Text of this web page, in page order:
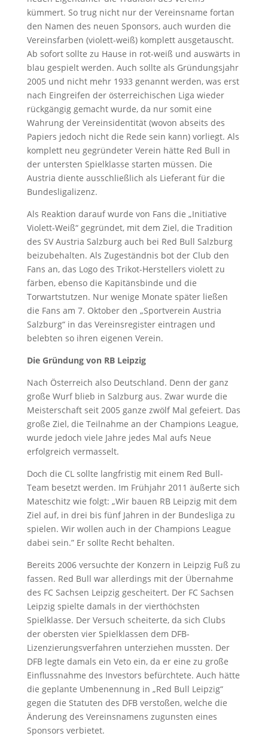
kümmert. So trug nicht nur der Vereinsname fortan
den Namen des neuen Sponsors, auch wurden die
Vereinsfarben (violett-weiß) komplett ausgetauscht.
Ab sofort sollte zu Hause in rot-weiß und auswärts in
blau gespielt werden. Auch sollte als Gründungsjahr
2005 und nicht mehr 1933 genannt werden, was erst
nach Eingreifen der österreichischen Liga wieder
rückgängig gemacht wurde, da nur somit eine
Wahrung der Vereinsidentität (wovon abseits des
Papiers jedoch nicht die Rede sein kann) vorliegt. Als
komplett neu gegründeter Verein hätte Red Bull in
der untersten Spielklasse starten müssen. Die
Austria diente ausschließlich als Lieferant für die
Bundesligalizenz.
Als Reaktion darauf wurde von Fans die „Initiative
Violett-Weiß“ gegründet, mit dem Ziel, die Tradition
des SV Austria Salzburg auch bei Red Bull Salzburg
beizubehalten. Als Zugeständnis bot der Club den
Fans an, das Logo des Trikot-Herstellers violett zu
färben, ebenso die Kapitänsbinde und die
Torwartstutzen. Nur wenige Monate später ließen
die Fans am 7. Oktober den „Sportverein Austria
Salzburg“ in das Vereinsregister eintragen und
belebten so ihren eigenen Verein.
Die Gründung von RB Leipzig
Nach Österreich also Deutschland. Denn der ganz
große Wurf blieb in Salzburg aus. Zwar wurde die
Meisterschaft seit 2005 ganze zwölf Mal gefeiert. Das
große Ziel, die Teilnahme an der Champions League,
wurde jedoch viele Jahre jedes Mal aufs Neue
erfolgreich vermasselt.
Doch die CL sollte langfristig mit einem Red Bull-
Team besetzt werden. Im Frühjahr 2011 äußerte sich
Mateschitz wie folgt: „Wir bauen RB Leipzig mit dem
Ziel auf, in drei bis fünf Jahren in der Bundesliga zu
spielen. Wir wollen auch in der Champions League
dabei sein.” Er sollte Recht behalten.
Bereits 2006 versuchte der Konzern in Leipzig Fuß zu
fassen. Red Bull war allerdings mit der Übernahme
des FC Sachsen Leipzig gescheitert. Der FC Sachsen
Leipzig spielte damals in der vierthöchsten
Spielklasse. Der Versuch scheiterte, da sich Clubs
der obersten vier Spielklassen dem DFB-
Lizenzierungsverfahren unterziehen mussten. Der
DFB legte damals ein Veto ein, da er eine zu große
Einflussnahme des Investors befürchtete. Auch hätte
die geplante Umbenennung in „Red Bull Leipzig“
gegen die Statuten des DFB verstoßen, welche die
Änderung des Vereinsnamens zugunsten eines
Sponsors verbietet.